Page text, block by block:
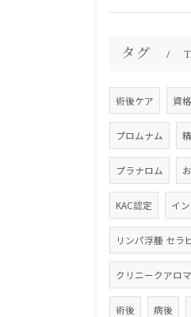
タグ
術後ケア 資格
プロムナム
プラナロム
KAC認定 イ
リンパ浮腫 セラ
クリニークアロマ
術後 病後